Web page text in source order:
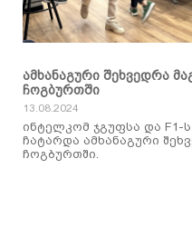
ამხანაგური შეხვედრა
ჩოგბურთში
13.08.2024
ინტელკომ ჯგუფსა და F1-
ჩატარდა ამხანაგური
ჩოგბურთში.